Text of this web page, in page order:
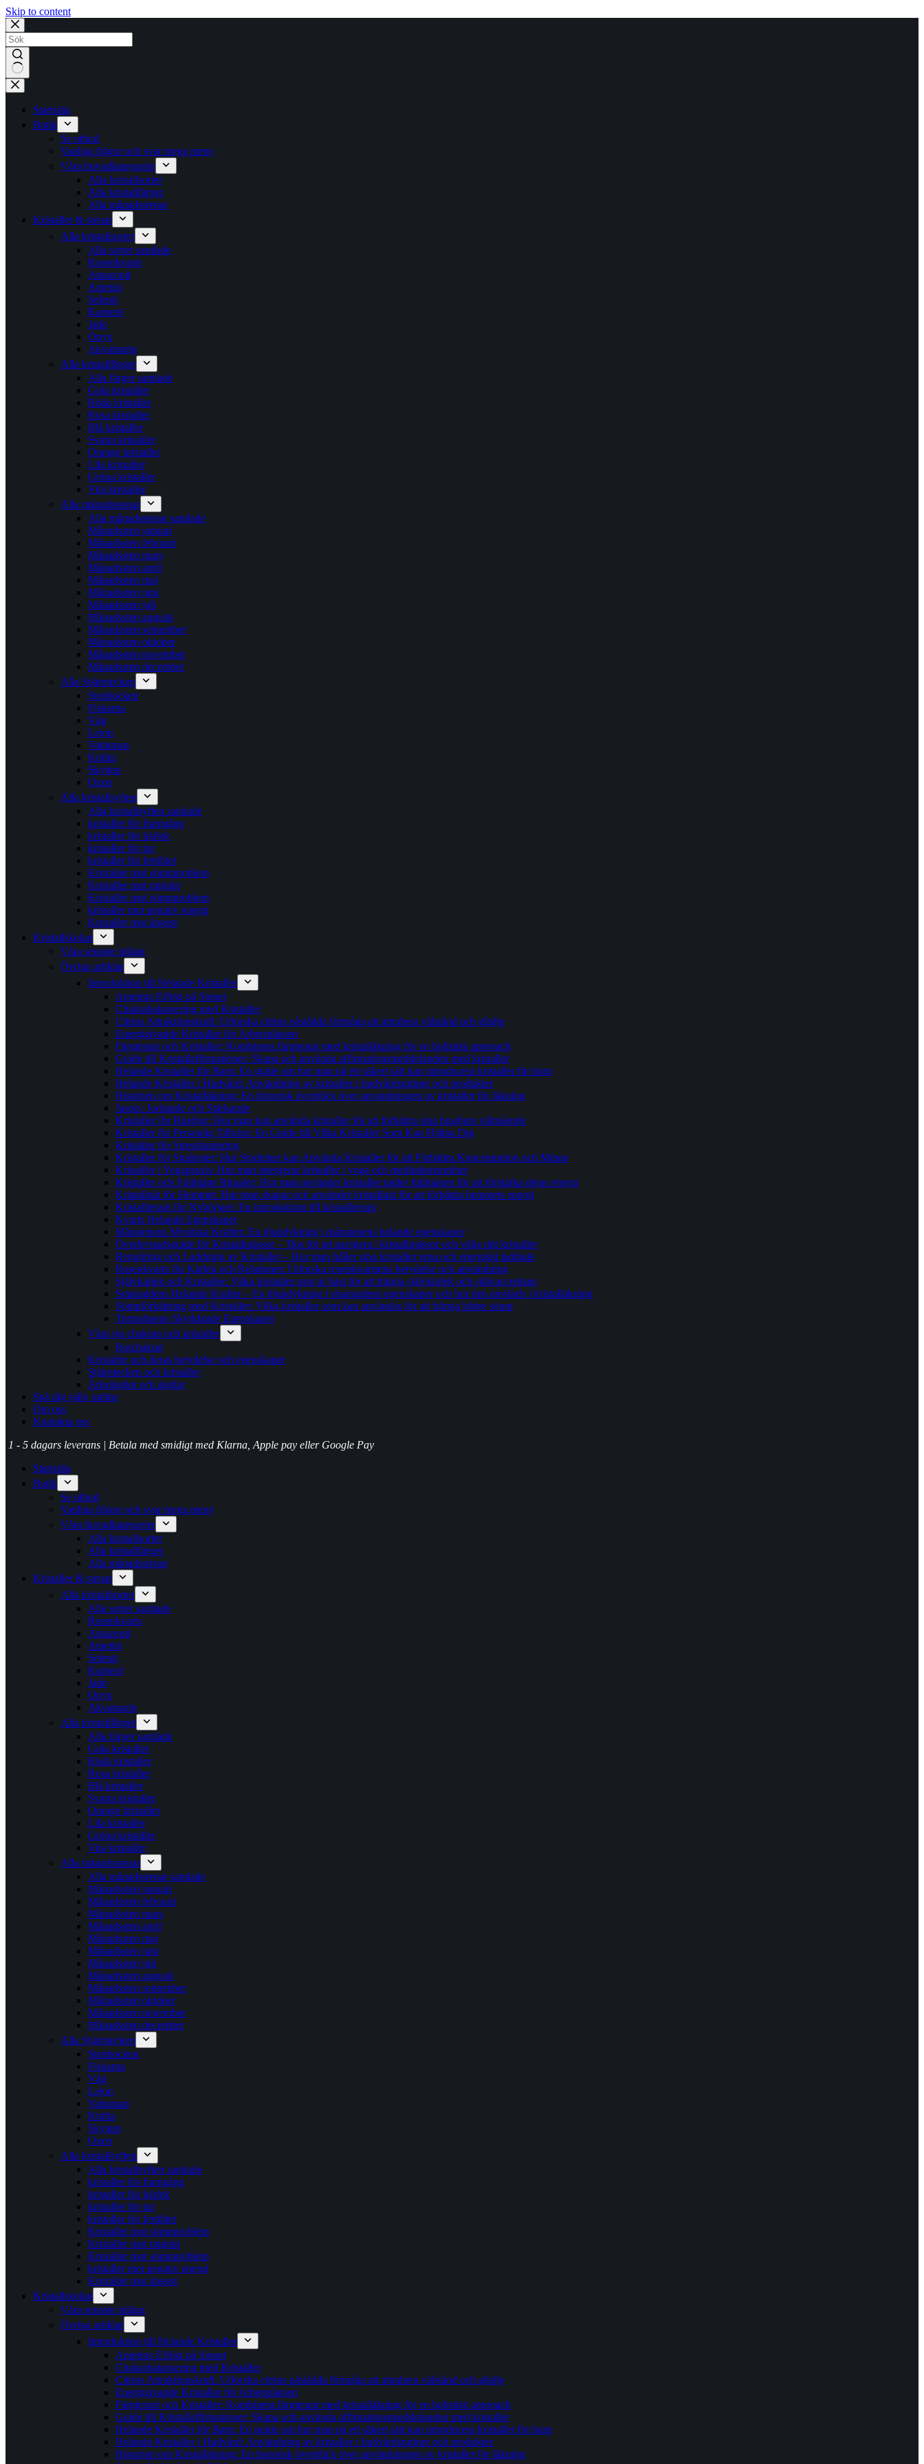
Skip to content
No
results
Startsida
Butik
Se utbud
Vanliga frågor och svar mega meny
Våra huvudkategorier
Alla kristallsorter
Alla kristallfärger
Alla månadsstenar
Kristaller & stenar
Alla kristallsorter
Alla sorter samlade
Rosenkvarts
Amazonit
Ametist
Selenit
Karneol
Jade
Onyx
Akvamarin
Alla kristallfärger
Alla färger samlade
Gula kristaller
Röda kristaller
Rosa kristaller
Blå kristaller
Svarta kristaller
Orange kristaller
Lila kristaller
Gröna kristaller
Vita kristaller
Alla månadsstenar
Alla månadsstenar samlade
Månadssten januari
Månadssten februari
Månadssten mars
Månadssten april
Månadssten maj
Månadssten juni
Månadssten juli
Månadssten augusti
Månadssten september
Månadssten oktober
Månadssten november
Månadssten december
Alla Stjärntecken
Stenbocken
Fiskarna
Våg
Lejon
Vattuman
Kräfta
Skytten
Oxen
Alla kristallsyften
Alla kristallsyften samlade
kristaller för framgång
kristaller för kärlek
kristaller för tur
kristaller för fertilitet
Kristaller mot sömnproblem
Kristaller mot migrän
Kristaller mot sömnproblem
kristaller mot negativ energi
Kristaller mot ångest
Kristallskolan
Våra senaste inlägg
Övriga artiklar
Introduktion till Helande Kristaller
Ametists Effekt på Sinnet
Chakrabalansering med Kristaller
Citrins Attraktionskraft: Utforska citrins påstådda förmåga att attrahera välstånd och glädje
Energigivande Kristaller för Arbetsplatsen
Färgterapi och Kristaller: Kombinera färgterapi med kristalläkning för en holistisk approach
Guide till Kristallaffirmationer: Skapa och använda affirmationsmeddelanden med kristaller
Helande Kristaller för Barn: En guide om hur man på ett säkert sätt kan introducera kristaller för barn
Helande Kristaller i Hudvård: Användning av kristaller i hudvårdsrutiner och produkter
Historien om Kristalläkning: En historisk överblick över användningen av kristaller för läkning
Jaspis: Jordande och Stärkande
Kristaller för Husdjur: Hur man kan använda kristaller för att förbättra sina husdjurs välmående
Kristaller för Personlig Tillväxt: En Guide till Vilka Kristaller Som Kan Hjälpa Dig
Kristaller för Stresshantering
Kristaller för Studenter: Hur Studenter kan Använda Kristaller för att Förbättra Koncentration och Minne
Kristaller i Yogapraxis: Hur man integrerar kristaller i yoga och meditationsrutiner
Kristaller och Fullmåne Ritualer: Hur man använder kristaller under fullmånen för att förstärka deras energi
Kristallnät för Hemmet: Hur man skapar och använder kristallnät för att förbättra hemmets energi
Kristallterapi för Nybörjare: En introduktion till kristallterapi
Kvarts Helande Egenskaper
Månstenens Mystiska Krafter: En djupdykning i månstenens helande egenskaper
Överlevnadsguide för Kristallmässor – Tips för att navigera i kristallmässor och välja rätt kristaller
Rengöring och Laddning av Kristaller – Hur man håller sina kristaller rena och energiskt laddade
Rosenkvarts för Kärlek och Relationer: Utforska rosenkvartsens betydelse och användning
Självkärlek och Kristaller: Vilka kristaller som är bäst för att främja självkärlek och självacceptans
Smaragdens Helande Krafter – En djupdykning i smaragdens egenskaper och hur den används i kristalläkning
Sömnförbättring med Kristaller: Vilka kristaller som kan användas för att främja bättre sömn
Turmalinens Skyddande Egenskaper
Våra sju chakran och kristaller
Rotchakrat
Kristaller och deras betydelse och egenskaper
Stjärntecken och kristaller
Ärkeänglar och änglar
Spå dig själv online
Om oss
Kontakta oss
1 - 5 dagars leverans | Betala med smidigt med Klarna, Apple pay eller Google Pay
Startsida
Butik
Se utbud
Vanliga frågor och svar mega meny
Våra huvudkategorier
Alla kristallsorter
Alla kristallfärger
Alla månadsstenar
Kristaller & stenar
Alla kristallsorter
Alla sorter samlade
Rosenkvarts
Amazonit
Ametist
Selenit
Karneol
Jade
Onyx
Akvamarin
Alla kristallfärger
Alla färger samlade
Gula kristaller
Röda kristaller
Rosa kristaller
Blå kristaller
Svarta kristaller
Orange kristaller
Lila kristaller
Gröna kristaller
Vita kristaller
Alla månadsstenar
Alla månadsstenar samlade
Månadssten januari
Månadssten februari
Månadssten mars
Månadssten april
Månadssten maj
Månadssten juni
Månadssten juli
Månadssten augusti
Månadssten september
Månadssten oktober
Månadssten november
Månadssten december
Alla Stjärntecken
Stenbocken
Fiskarna
Våg
Lejon
Vattuman
Kräfta
Skytten
Oxen
Alla kristallsyften
Alla kristallsyften samlade
kristaller för framgång
kristaller för kärlek
kristaller för tur
kristaller för fertilitet
Kristaller mot sömnproblem
Kristaller mot migrän
Kristaller mot sömnproblem
kristaller mot negativ energi
Kristaller mot ångest
Kristallskolan
Våra senaste inlägg
Övriga artiklar
Introduktion till Helande Kristaller
Ametists Effekt på Sinnet
Chakrabalansering med Kristaller
Citrins Attraktionskraft: Utforska citrins påstådda förmåga att attrahera välstånd och glädje
Energigivande Kristaller för Arbetsplatsen
Färgterapi och Kristaller: Kombinera färgterapi med kristalläkning för en holistisk approach
Guide till Kristallaffirmationer: Skapa och använda affirmationsmeddelanden med kristaller
Helande Kristaller för Barn: En guide om hur man på ett säkert sätt kan introducera kristaller för barn
Helande Kristaller i Hudvård: Användning av kristaller i hudvårdsrutiner och produkter
Historien om Kristalläkning: En historisk överblick över användningen av kristaller för läkning